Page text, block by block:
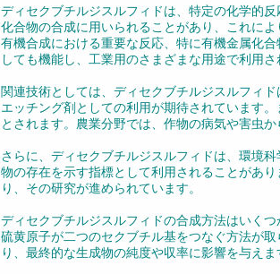
ディセクブチルジスルフィドは、特定の化学的
化合物の合成に用いられることがあり、これに
有機合成における重要な反応、特に有機金属化
しても機能し、工業用のさまざまな用途で利用さ
関連技術としては、ディセクブチルジスルフィ
エッチング剤としての利用が期待されています
とされます。農業分野では、作物の病気や害虫
さらに、ディセクブチルジスルフィドは、環境
物の存在を示す指標として利用されることがあ
り、その研究が進められています。
ディセクブチルジスルフィドの合成方法はいく
硫黄原子が二つのセクブチル基をつなぐ方法が
り、最終的な生成物の純度や収率に影響を与えま